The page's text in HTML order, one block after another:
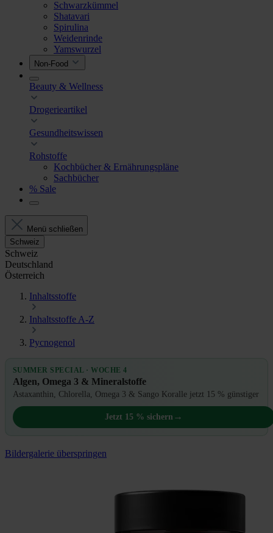
Schwarzkümmel
Shatavari
Spirulina
Weidenrinde
Yamswurzel
Non-Food
Beauty & Wellness
Drogerieartikel
Gesundheitswissen
Rohstoffe
Kochbücher & Ernährungspläne
Sachbücher
% Sale
Menü schließen
Schweiz
Schweiz
Deutschland
Österreich
Inhaltsstoffe
Inhaltsstoffe A-Z
Pycnogenol
SUMMER SPECIAL · WOCHE 4
Algen, Omega 3 & Mineralstoffe
Astaxanthin, Chlorella, Omega 3 & Sango Koralle jetzt 15 % günstiger
Jetzt 15 % sichern →
Bildergalerie überspringen